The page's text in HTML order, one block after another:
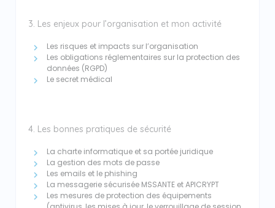
3. Les enjeux pour l’organisation et mon activité
Les risques et impacts sur l’organisation
Les obligations réglementaires sur la protection des
données (RGPD)
Le secret médical
4. Les bonnes pratiques de sécurité
La charte informatique et sa portée juridique
La gestion des mots de passe
Les emails et le phishing
La messagerie sécurisée MSSANTE et APICRYPT
Les mesures de protection des équipements